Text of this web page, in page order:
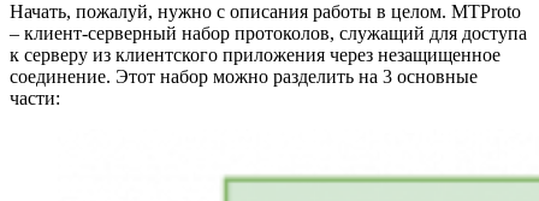
Начать, пожалуй, нужно с описания работы в целом. MTProto
– клиент-серверный набор протоколов, служащий для доступа
к серверу из клиентского приложения через незащищенное
соединение. Этот набор можно разделить на 3 основные
части: